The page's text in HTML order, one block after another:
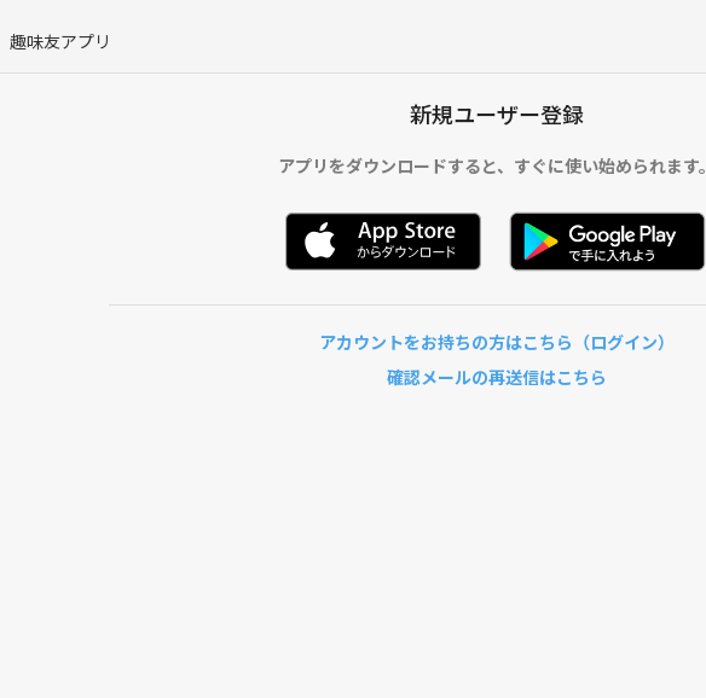
趣味友アプリ
新規ユーザー登録
アプリをダウンロードすると、 すぐに使い始められます。
アカウントをお持ちの方はこちら（ログイン）
確認メールの再送信はこちら